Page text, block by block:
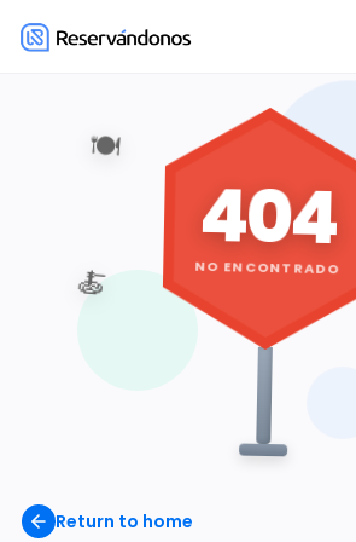
Return to home
🍽️
🍝
404
NO ENCONTRADO